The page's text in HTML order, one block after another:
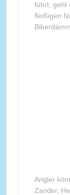
führt, geht
fleißigen
Angler
Zander,